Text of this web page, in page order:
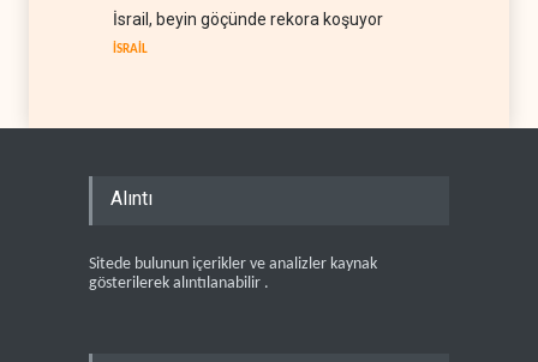
İsrail, beyin göçünde rekora koşuyor
İSRAİL
Alıntı
Sitede bulunun içerikler ve analizler kaynak
gösterilerek alıntılanabilir .